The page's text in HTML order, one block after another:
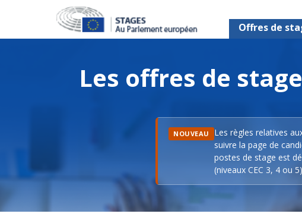
Offres de
Les offres de
NOUVEAU
Les règles relatives
suivre la page de
postes de stage est
(niveaux CEC 3, 4 ou